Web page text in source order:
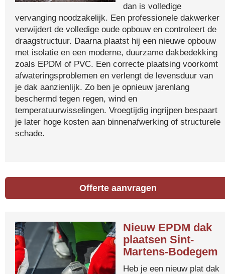
dan is volledige
vervanging noodzakelijk. Een professionele dakwerker
verwijdert de volledige oude opbouw en controleert de
draagstructuur. Daarna plaatst hij een nieuwe opbouw
met isolatie en een moderne, duurzame dakbedekking
zoals EPDM of PVC. Een correcte plaatsing voorkomt
afwateringsproblemen en verlengt de levensduur van
je dak aanzienlijk. Zo ben je opnieuw jarenlang
beschermd tegen regen, wind en
temperatuurwisselingen. Vroegtijdig ingrijpen bespaart
je later hoge kosten aan binnenafwerking of structurele
schade.
Offerte aanvragen
Nieuw EPDM dak
plaatsen Sint-
Martens-Bodegem
Heb je een nieuw plat dak